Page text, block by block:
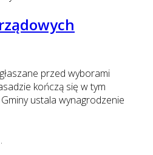
przed wyborami
kończą się w tym
ustala wynagrodzenie